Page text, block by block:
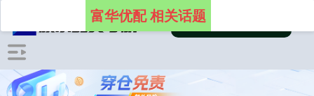
富华优配 相关话题